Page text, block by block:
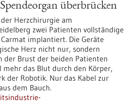
überbrücken
Herzchirurgie am
zwei Patienten vollständige
implantiert. Die Geräte
Herz nicht nur, sondern
der Brust der beiden Patienten
das Blut durch den Körper,
der Robotik. Nur das Kabel zur
dem Bauch.